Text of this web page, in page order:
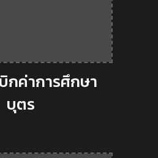
กค่าการศึกษา
บุตร